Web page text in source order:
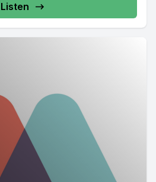
Listen